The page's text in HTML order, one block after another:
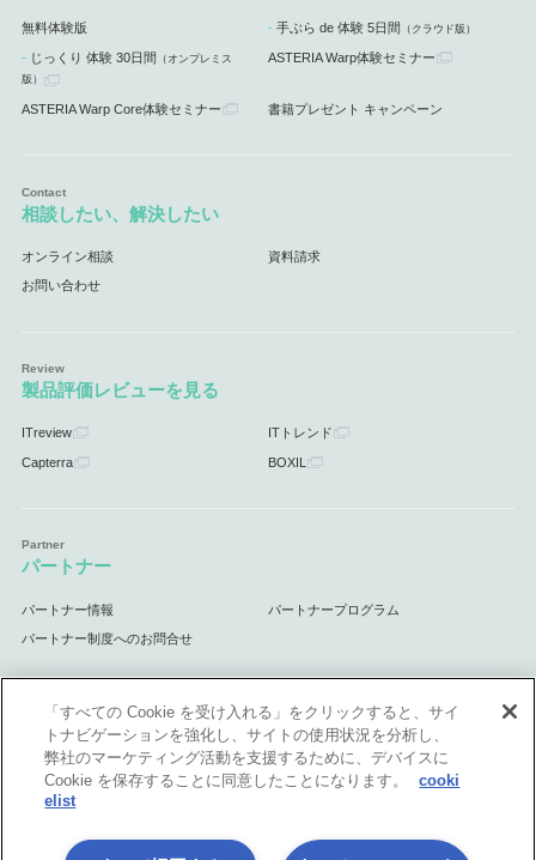
無料体験版 手ぶら de 体験 5日間 （クラウド版）
じっくり 体験 30日間 （オンプレミス
版）
ASTERIA Warp体験セミナー
ASTERIA Warp Core体験セミナー 書籍プレゼント キャンペーン
相談したい、解決したい
オンライン相談 資料請求
お問い合わせ
製品評価レビューを見る
ITreview ITトレンド
Capterra BOXIL
パートナー
パートナー情報 パートナープログラム
パートナー制度へのお問合せ
サポート
サポート情報
「すべての Cookie を受け入れる」をクリックすると、サイ
トナビゲーションを強化し、サイトの使用状況を分析し、
弊社のマーケティング活動を支援するために、デバイスに
Cookie を保存することに同意したことになります。
cooki
elist